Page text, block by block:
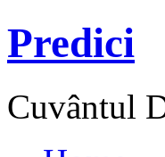
Predici
Cuvântul